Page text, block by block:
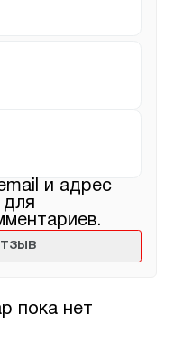
пока нет
и адрес
для